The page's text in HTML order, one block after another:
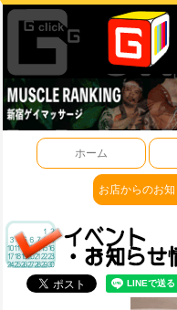
ホーム
お店からのお